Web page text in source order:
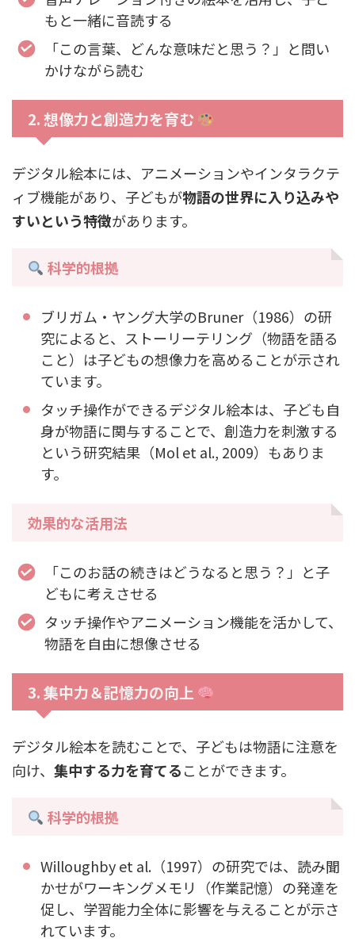
もと一緒に音読する
「この言葉、どんな意味だと思う？」と問い
かけながら読む
2. 想像力と創造力を育む
デジタル絵本には、アニメーションやインタラクテ
ィブ機能があり、子どもが物語の世界に入り込みや
すいという特徴があります。
科学的根拠
ブリガム・ヤング大学のBruner（1986）の研
究によると、ストーリーテリング（物語を語る
こと）は子どもの想像力を高めることが示され
ています。
タッチ操作ができるデジタル絵本は、子ども自
身が物語に関与することで、創造力を刺激する
という研究結果（Mol et al., 2009）もありま
す。
効果的な活用法
「このお話の続きはどうなると思う？」と子
どもに考えさせる
タッチ操作やアニメーション機能を活かして、
物語を自由に想像させる
3. 集中力＆記憶力の向上
デジタル絵本を読むことで、子どもは物語に注意を
向け、 集中する力を育てることができます。
科学的根拠
Willoughby et al.（1997）の研究では、読み聞
かせがワーキングメモリ（作業記憶）の発達を
促し、学習能力全体に影響を与えることが示さ
れています。